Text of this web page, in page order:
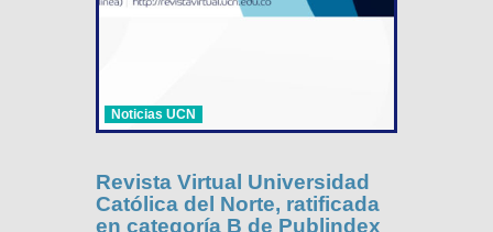
Noticias UCN
Revista Virtual Universidad
Católica del Norte, ratificada
en categoría B de Publindex